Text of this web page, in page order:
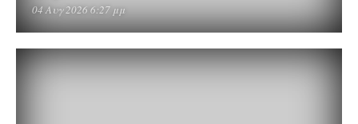
04 Αυγ 2026 6:27 μμ